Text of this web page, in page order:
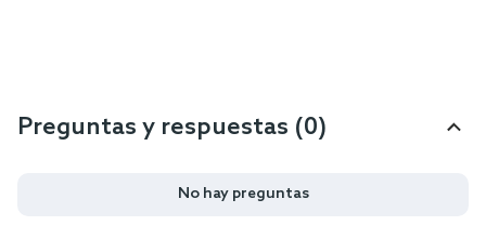
Preguntas y respuestas (0)
No hay preguntas